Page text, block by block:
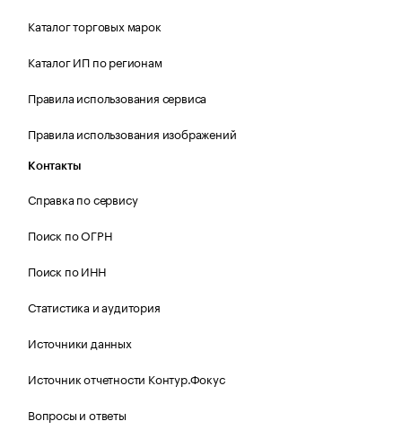
Каталог торговых марок
Каталог ИП по регионам
Правила использования сервиса
Правила использования изображений
Контакты
Справка по сервису
Поиск по ОГРН
Поиск по ИНН
Статистика и аудитория
Источники данных
Источник отчетности Контур.Фокус
Вопросы и ответы